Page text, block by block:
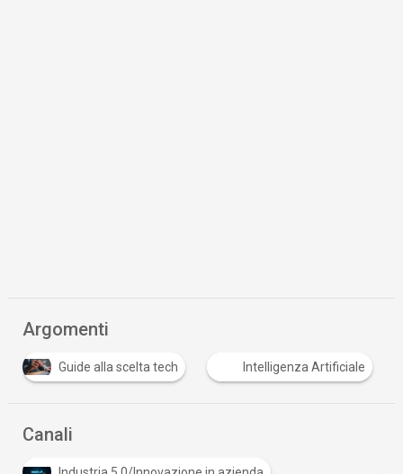
Argomenti
Guide alla scelta tech Intelligenza Artificiale
Canali